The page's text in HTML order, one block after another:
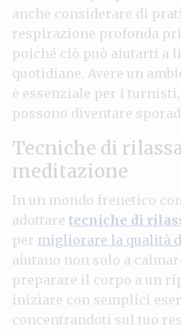
anche considerare di
respirazione profonda
poiché ciò può aiutarti a
quotidiane. Avere un
è essenziale per i
possono diventare
Tecniche di
meditazione
In un mondo frenetico
adottare tecniche di
per migliorare la qualità
aiutano non solo a
preparare il corpo a un
iniziare con semplici
concentrandoti sul tuo